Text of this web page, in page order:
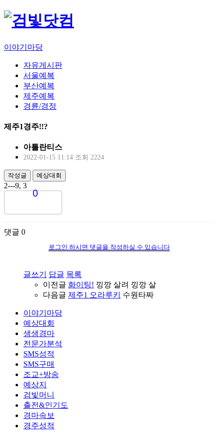
이야기마당
자유게시판
서울예복
부산예복
제주예복
경륜/경정
제주1경주!!?
아틀란티스
2022-01-15 11:14 조회 2224
작성글 예상대회
2---9, 3
0
댓글 0
로그인 하시면 댓글을 작성하실 수 있습니다
글쓰기 답글 목록
이전글 화이팅! 낑깡 살려 낑깡 살
다음글 제주1 오라루키 수원타짜
이야기마당
예상대회
생생경마
전문가분석
SMS성적
SMS구매
조교+방송
예상지
검빛머니
출전&인기도
경마속보
경주성적